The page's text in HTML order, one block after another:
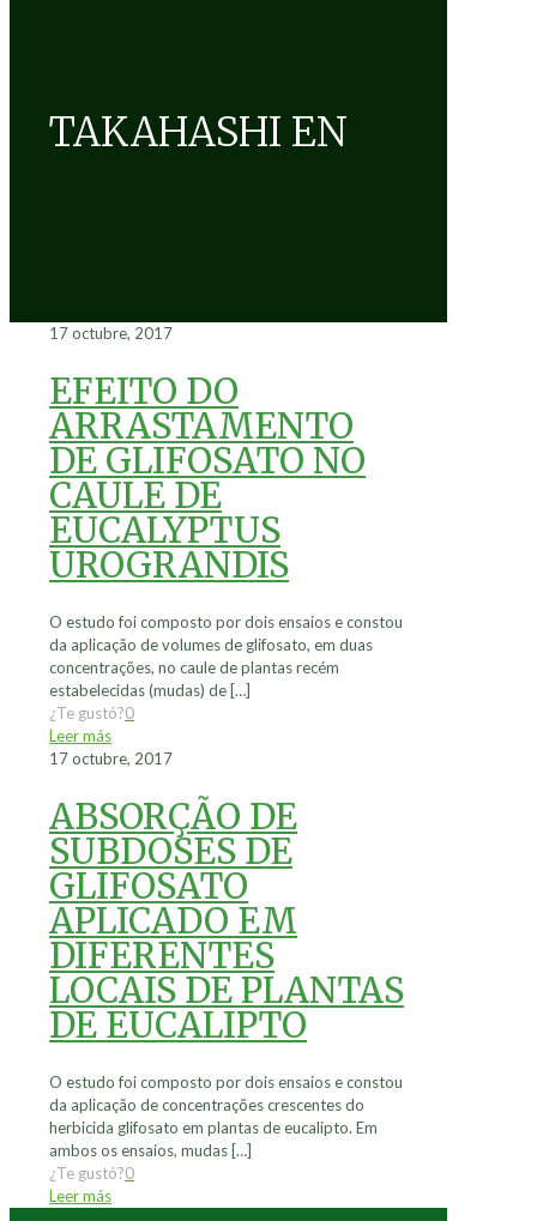
TAKAHASHI EN
17 octubre, 2017
EFEITO DO
ARRASTAMENTO
DE GLIFOSATO NO
CAULE DE
EUCALYPTUS
UROGRANDIS
O estudo foi composto por dois ensaios e constou
da aplicação de volumes de glifosato, em duas
concentrações, no caule de plantas recém
estabelecidas (mudas) de […]
¿Te gustó?0
Leer más
17 octubre, 2017
ABSORÇÃO DE
SUBDOSES DE
GLIFOSATO
APLICADO EM
DIFERENTES
LOCAIS DE PLANTAS
DE EUCALIPTO
O estudo foi composto por dois ensaios e constou
da aplicação de concentrações crescentes do
herbicida glifosato em plantas de eucalipto. Em
ambos os ensaios, mudas […]
¿Te gustó?0
Leer más